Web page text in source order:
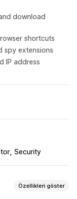
download
shortcuts
spy extensions
IP address
Security
Özellikleri göster